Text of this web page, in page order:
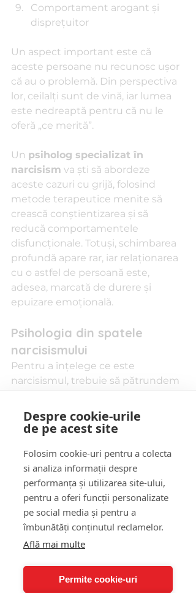
Despre cookie-urile
de pe acest site
Folosim cookie-uri pentru a colecta
si analiza informații despre
performanța și utilizarea site-ului,
pentru a oferi funcții personalizate
pe social media și pentru a
îmbunătăți conținutul reclamelor.
Află mai multe
Permite cookie-uri
Comportament arogant și
disprețuitor
Un aspect important este că
aceste persoane nu recunosc ușor
că au o problemă. Din perspectiva
lor, ceilalți sunt de vină, iar lumea
este nedreaptă pentru că nu le
oferă „ce merită”.
Un psiholog specializat în
narcisism va ști să abordeze
aceste cazuri cu grijă, folosind
metode terapeutice menite să
crească conștientizarea și să
reducă comportamentele
disfuncționale. Totuși, schimbarea
profundă apare rar, iar relaționarea
cu o astfel de persoană este,
adesea, marcată de durere și
epuizare emoțională.
Psihologia din spatele
narcisismului
Pentru a înțelege ce este
narcisismul, trebuie să pătrundem
La suprafață, vedem o mască de
superioritate și siguranță de sine.
Însă în spatele acestei măști se află
stimă de sine fragilă și o frică
profundă de respingere, rușine și
abandon.
Narcisicul funcționează pe baza
unui mecanism de apărare numit
idealizarea sinelui
perfectă, care să-l apere de
realitatea dureroasă a